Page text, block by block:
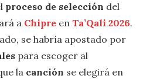
proceso de selección del
a Chipre en Ta’Qali 2026.
se habría apostado por
para escoger al
la canción se elegirá en